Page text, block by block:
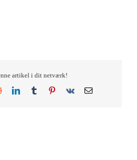
artikel i dit netværk!
RedditLinkedInTumblrPinterest
Vk
E-